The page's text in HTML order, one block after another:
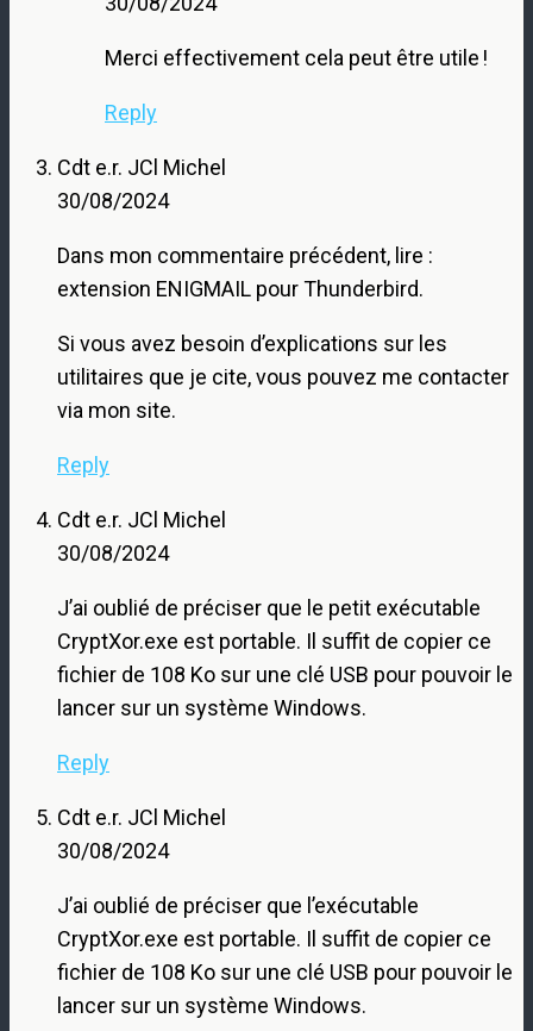
Merci effectivement cela peut être utile !
Reply
Cdt e.r. JCl Michel
30/08/2024
Dans mon commentaire précédent, lire :
extension ENIGMAIL pour Thunderbird.
Si vous avez besoin d’explications sur les
utilitaires que je cite, vous pouvez me contacter
via mon site.
Reply
Cdt e.r. JCl Michel
30/08/2024
J’ai oublié de préciser que le petit exécutable
CryptXor.exe est portable. Il suffit de copier ce
fichier de 108 Ko sur une clé USB pour pouvoir le
lancer sur un système Windows.
Reply
Cdt e.r. JCl Michel
30/08/2024
J’ai oublié de préciser que l’exécutable
CryptXor.exe est portable. Il suffit de copier ce
fichier de 108 Ko sur une clé USB pour pouvoir le
lancer sur un système Windows.